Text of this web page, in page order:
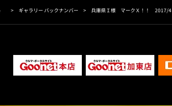
> ギャラリー バックナンバー > 兵庫県Ｉ様 マークＸ！！ 2017/4